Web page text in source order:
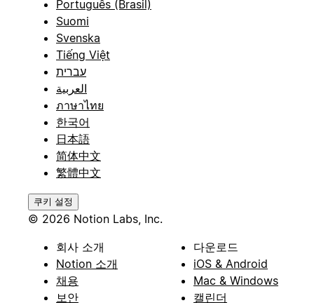
Português (Brasil)
Suomi
Svenska
Tiếng Việt
עברית
العربية
ภาษาไทย
한국어
日本語
简体中文
繁體中文
쿠키 설정
© 2026 Notion Labs, Inc.
회사 소개
Notion 소개
채용
보안
다운로드
iOS & Android
Mac & Windows
캘린더